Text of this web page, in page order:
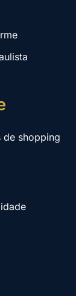
de shopping